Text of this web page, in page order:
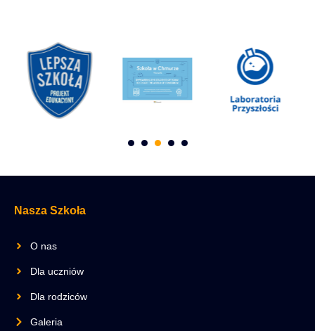
Nasza Szkoła
O nas
Dla uczniów
Dla rodziców
Galeria